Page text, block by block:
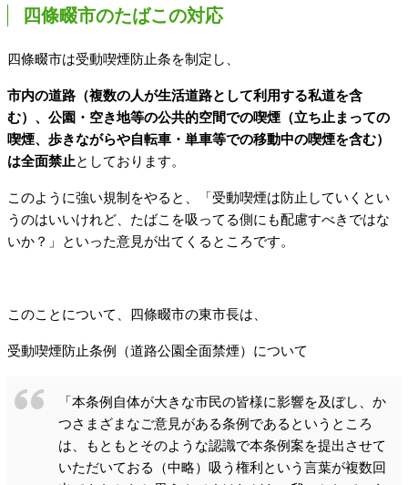
四條畷市のたばこの対応
四條畷市は受動喫煙防止条を制定し、
市内の道路（複数の人が生活道路として利用する私道を含
む）、公園・空き地等の公共的空間での喫煙（立ち止まっての
喫煙、歩きながらや自転車・単車等での移動中の喫煙を含む）
は全面禁止としております。
このように強い規制をやると、「受動喫煙は防止していくとい
うのはいいけれど、たばこを吸ってる側にも配慮すべきではな
いか？」といった意見が出てくるところです。
このことについて、四條畷市の東市長は、
受動喫煙防止条例（道路公園全面禁煙）について
「本条例自体が大きな市民の皆様に影響を及ぼし、か
つさまざまなご意見がある条例であるというところ
は、もともとそのような認識で本条例案を提出させて
いただいておる（中略）吸う権利という言葉が複数回